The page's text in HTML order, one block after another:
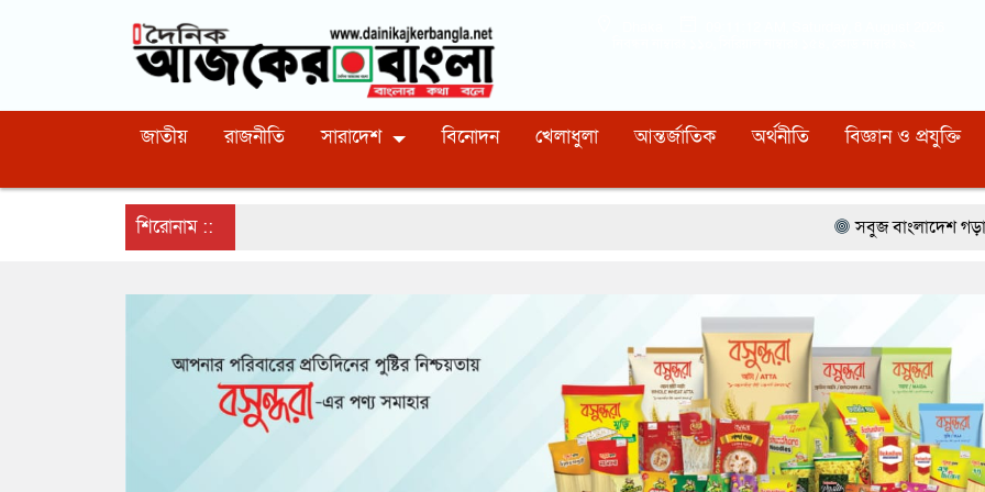
জাতীয় রাজনীতি সারাদেশ বিনোদন খেলাধুলা আন্তর্জাতিক অর্থনীতি বিজ্ঞান ও প্রযুক্তি
শিরোনাম :: সবুজ বাংলাদেশ গড়ার প্রত্যয়ে